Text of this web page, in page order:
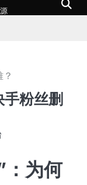
手粉丝删
：为何